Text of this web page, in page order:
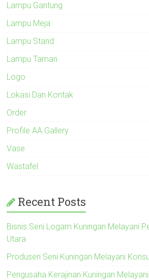
Lampu Gantung
Lampu Meja
Lampu Stand
Lampu Taman
Logo
Lokasi Dan Kontak
Order
Profile AA Gallery
Vase
Wastafel
Recent Posts
Bisnis Seni Logam Kuningan Melayani
Utara
Produsen Seni Kuningan Melayani
Pengusaha Kerajinan Kuningan